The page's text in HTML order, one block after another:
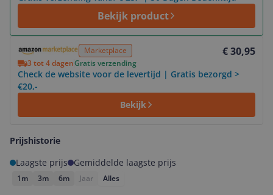
Bekijk product
Marketplace € 30,95
3 tot 4 dagenGratis verzending
Check de website voor de levertijd | Gratis bezorgd >
€20,-
Bekijk
Prijshistorie
Laagste prijs
Gemiddelde laagste prijs
1m 3m 6m Jaar Alles